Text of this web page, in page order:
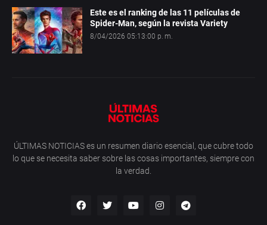
Este es el ranking de las 11 películas de
Spider-Man, según la revista Variety
8/04/2026 05:13:00 p. m.
ÚLTIMAS NOTICIAS es un resumen diario esencial, que cubre todo
lo que se necesita saber sobre las cosas importantes, siempre con
la verdad.